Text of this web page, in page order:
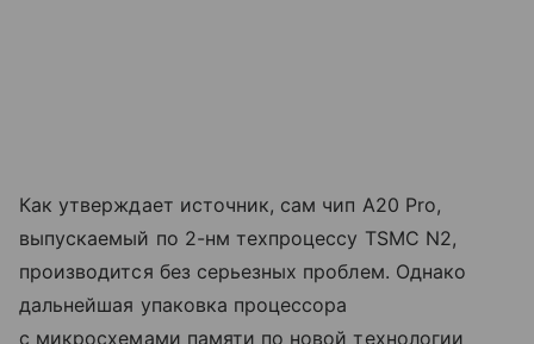
Как утверждает источник, сам чип A20 Pro,
выпускаемый по 2-нм техпроцессу TSMC N2,
производится без серьезных проблем. Однако
дальнейшая упаковка процессора
с микросхемами памяти по новой технологии